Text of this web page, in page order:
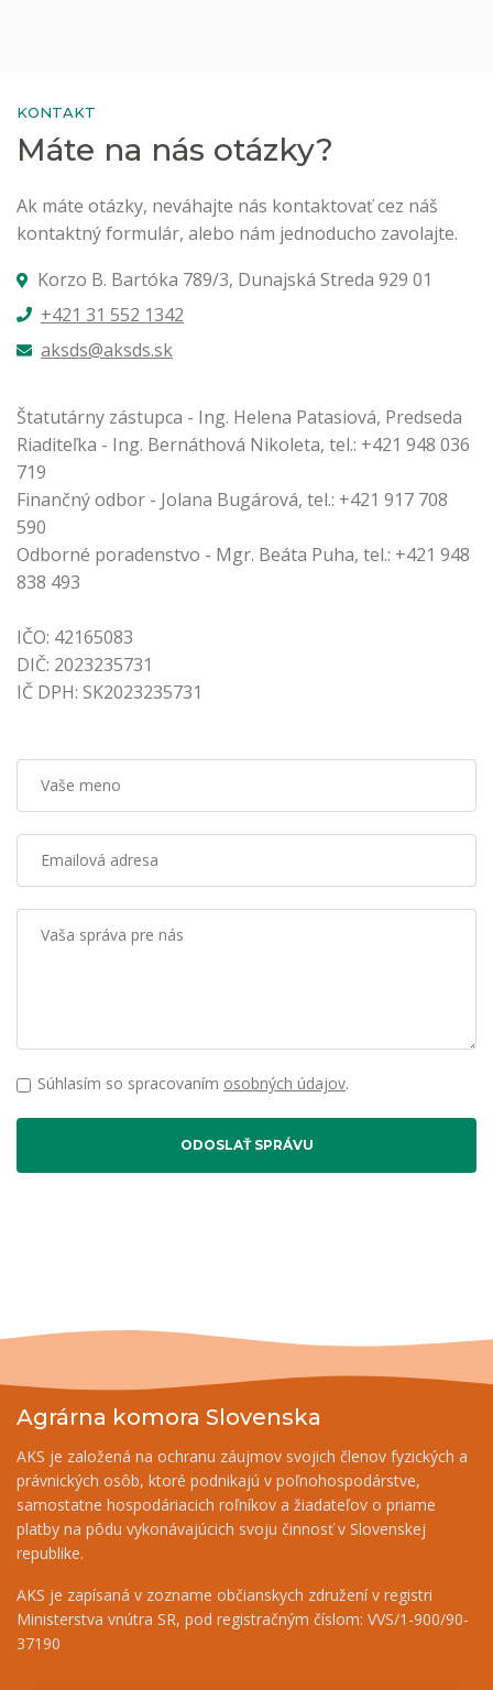
KONTAKT
Máte na nás otázky?
Ak máte otázky, neváhajte nás kontaktovať cez náš
kontaktný formulár, alebo nám jednoducho zavolajte.
Korzo B. Bartóka 789/3, Dunajská Streda 929 01
+421 31 552 1342
aksds@aksds.sk
Štatutárny zástupca - Ing. Helena Patasiová, Predseda
Riaditeľka - Ing. Bernáthová Nikoleta, tel.: +421 948 036
719
Finančný odbor - Jolana Bugárová, tel.: +421 917 708
590
Odborné poradenstvo - Mgr. Beáta Puha, tel.: +421 948
838 493
IČO: 42165083
DIČ: 2023235731
IČ DPH: SK2023235731
Vaše meno
Emailová adresa
Vaša správa pre nás
Súhlasím so spracovaním osobných údajov.
ODOSLAŤ SPRÁVU
Agrárna komora Slovenska
AKS je založená na ochranu záujmov svojich členov fyzických a
právnických osôb, ktoré podnikajú v poľnohospodárstve,
samostatne hospodáriacich roľníkov a žiadateľov o priame
platby na pôdu vykonávajúcich svoju činnosť v Slovenskej
republike.
AKS je zapísaná v zozname občianskych združení v registri
Ministerstva vnútra SR, pod registračným číslom: VVS/1-900/90-
37190